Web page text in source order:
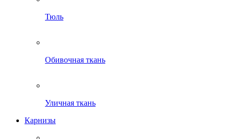
Тюль
Обивочная ткань
Уличная ткань
Карнизы